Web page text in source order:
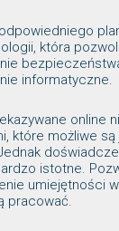
która
informatyczne.
online
które możliwe
istotne.
umiejętności
pracować.